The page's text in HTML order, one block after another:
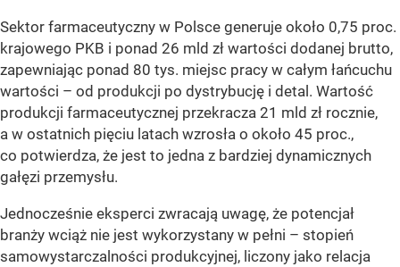
Sektor farmaceutyczny w Polsce generuje około 0,75 proc.
krajowego PKB i ponad 26 mld zł wartości dodanej brutto,
zapewniając ponad 80 tys. miejsc pracy w całym łańcuchu
wartości – od produkcji po dystrybucję i detal. Wartość
produkcji farmaceutycznej przekracza 21 mld zł rocznie,
a w ostatnich pięciu latach wzrosła o około 45 proc.,
co potwierdza, że jest to jedna z bardziej dynamicznych
gałęzi przemysłu.
Jednocześnie eksperci zwracają uwagę, że potencjał
branży wciąż nie jest wykorzystany w pełni – stopień
samowystarczalności produkcyjnej, liczony jako relacja